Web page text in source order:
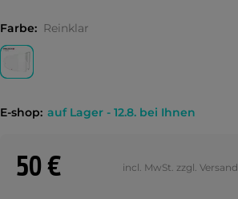
Farbe: Reinklar
E-shop: auf Lager - 12.8. bei Ihnen
50 € incl. MwSt. zzgl. Versand